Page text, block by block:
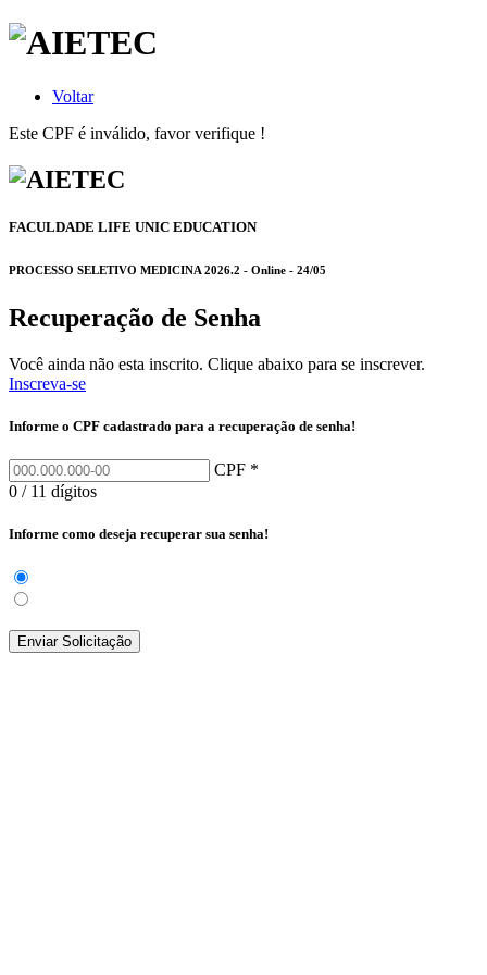
Voltar
Este CPF é inválido, favor verifique !
FACULDADE LIFE UNIC EDUCATION
PROCESSO SELETIVO MEDICINA 2026.2 - Online - 24/05
Recuperação de Senha
Você ainda não esta inscrito. Clique abaixo para se inscrever.
Inscreva-se
Informe o CPF cadastrado para a recuperação de senha!
CPF *
0 / 11 dígitos
Informe como deseja recuperar sua senha!
Enviar Solicitação